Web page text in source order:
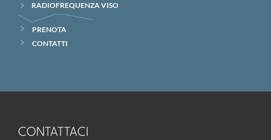
RADIOFREQUENZA VISO
PRENOTA
CONTATTI
CONTATTACI